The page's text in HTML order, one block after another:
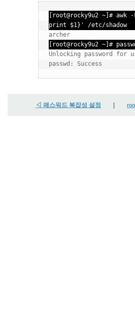
[root@rocky9u2 ~]#
print $1}' /etc/shadow
archer
[root@rocky9u2 ~]#
Unlocking password for
◁ 패스워드 복잡성 설정 |